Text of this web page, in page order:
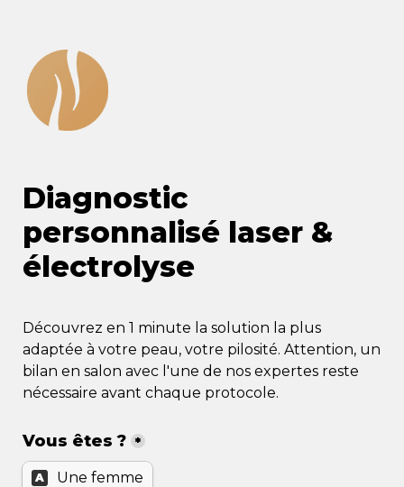
Diagnostic
personnalisé laser &
électrolyse
Découvrez en 1 minute la solution la plus
adaptée à votre peau, votre pilosité. Attention, un
bilan en salon avec l'une de nos expertes reste
nécessaire avant chaque protocole.
Vous êtes ? *
A Une femme